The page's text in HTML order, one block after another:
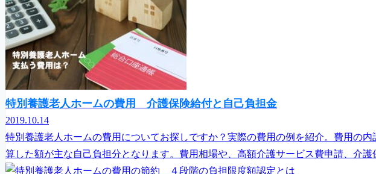
特別養護老人ホームの費用 介護保険給付と自己負担金
2019.10.14
特別養護老人ホームの費用についてお探しですか？実際の費用の例を紹介。費用の
算した額が主な自己負担分となります。費用相場や、高額介護サービス費申請、介